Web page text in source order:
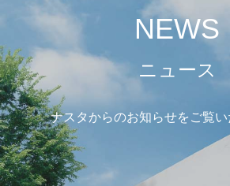
NEWS
ニュース
ナスタからのお知らせをご覧